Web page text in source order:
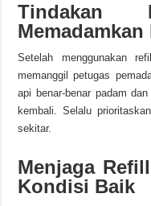
Tindakan
Memadamkan
Setelah menggunakan
memanggil petugas
api benar-benar padam
kembali. Selalu
sekitar.
Menjaga
Kondisi Baik